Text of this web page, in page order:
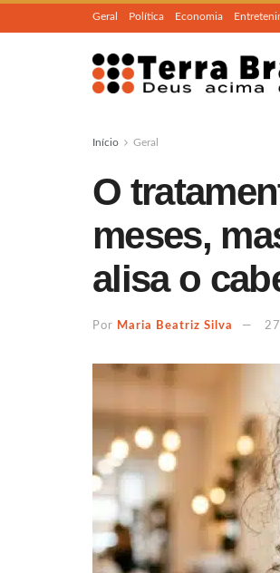
Geral Política Economia
Início Geral
O
meses,
alisa o
Por Maria Beatriz Silva